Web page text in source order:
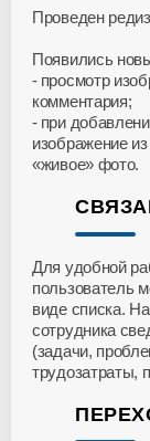
Проведен
Появились
просмотр
комментария;
при
изображение
«живое» фото.
Для удобной
пользователь
виде списка.
сотрудника
(задачи,
трудозатраты,